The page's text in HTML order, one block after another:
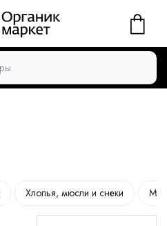
Хлопья, мюсли и снеки